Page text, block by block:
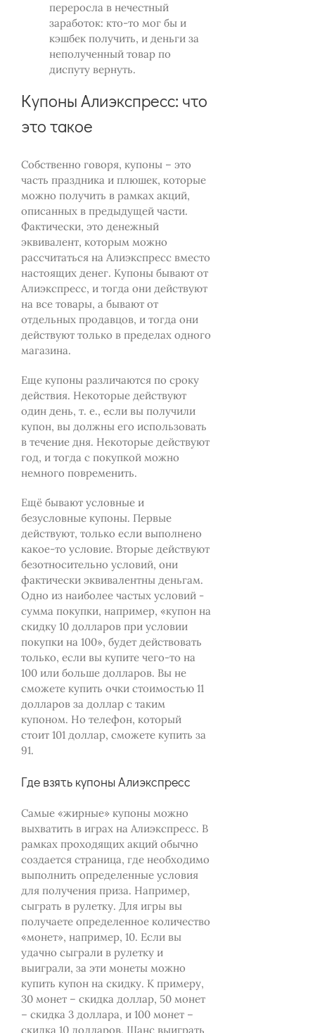
переросла в нечестный
заработок: кто-то мог бы и
кэшбек получить, и деньги за
неполученный товар по
диспуту вернуть.
Купоны Алиэкспресс: что
это такое
Собственно говоря, купоны – это
часть праздника и плюшек, которые
можно получить в рамках акций,
описанных в предыдущей части.
Фактически, это денежный
эквивалент, которым можно
рассчитаться на Алиэкспресс вместо
настоящих денег. Купоны бывают от
Алиэкспресс, и тогда они действуют
на все товары, а бывают от
отдельных продавцов, и тогда они
действуют только в пределах одного
магазина.
Еще купоны различаются по сроку
действия. Некоторые действуют
один день, т. е., если вы получили
купон, вы должны его использовать
в течение дня. Некоторые действуют
год, и тогда с покупкой можно
немного повременить.
Ещё бывают условные и
безусловные купоны. Первые
действуют, только если выполнено
какое-то условие. Вторые действуют
безотносительно условий, они
фактически эквивалентны деньгам.
Одно из наиболее частых условий -
сумма покупки, например, «купон на
скидку 10 долларов при условии
покупки на 100», будет действовать
только, если вы купите чего-то на
100 или больше долларов. Вы не
сможете купить очки стоимостью 11
долларов за доллар с таким
купоном. Но телефон, который
стоит 101 доллар, сможете купить за
91.
Где взять купоны Алиэкспресс
Самые «жирные» купоны можно
выхватить в играх на Алиэкспресс. В
рамках проходящих акций обычно
создается страница, где необходимо
выполнить определенные условия
для получения приза. Например,
сыграть в рулетку. Для игры вы
получаете определенное количество
«монет», например, 10. Если вы
удачно сыграли в рулетку и
выиграли, за эти монеты можно
купить купон на скидку. К примеру,
30 монет – скидка доллар, 50 монет
– скидка 3 доллара, и 100 монет –
скидка 10 долларов. Шанс выиграть